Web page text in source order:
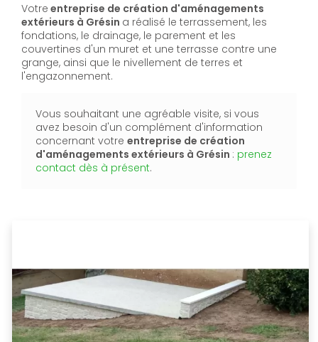
Votre entreprise de création d'aménagements
extérieurs à Grésin a réalisé le terrassement, les
fondations, le drainage, le parement et les
couvertines d'un muret et une terrasse contre une
grange, ainsi que le nivellement de terres et
l'engazonnement.
Vous souhaitant une agréable visite, si vous
avez besoin d'un complément d'information
concernant votre entreprise de création
d'aménagements extérieurs à Grésin : prenez
contact dès à présent.